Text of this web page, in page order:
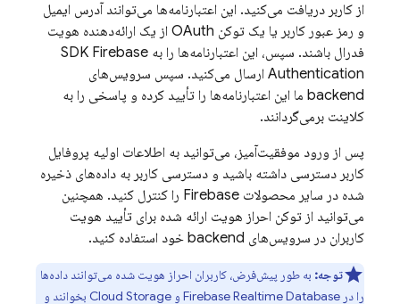
از کاربر دریافت می‌کنید. این اعتبارنامه‌ها می‌توانند آدرس ایمیل
و رمز عبور کاربر یا یک توکن OAuth از یک ارائه‌دهنده هویت
فدرال باشند. سپس، این اعتبارنامه‌ها را به SDK Firebase
Authenticationارسال می‌کنید. سپس سرویس‌های
backend ما این اعتبارنامه‌ها را تأیید کرده و پاسخی را به
کلاینت برمی‌گردانند.
پس از ورود موفقیت‌آمیز، می‌توانید به اطلاعات اولیه پروفایل
کاربر دسترسی داشته باشید و دسترسی کاربر به داده‌های ذخیره
شده در سایر محصولات Firebaseرا کنترل کنید. همچنین
می‌توانید از توکن احراز هویت ارائه شده برای تأیید هویت
کاربران در سرویس‌های backend خود استفاده کنید.
توجه: به طور پیش‌فرض، کاربران احراز هویت شده می‌توانند داده‌ها
را در Firebase Realtime Databaseو Cloud Storageبخوانند و